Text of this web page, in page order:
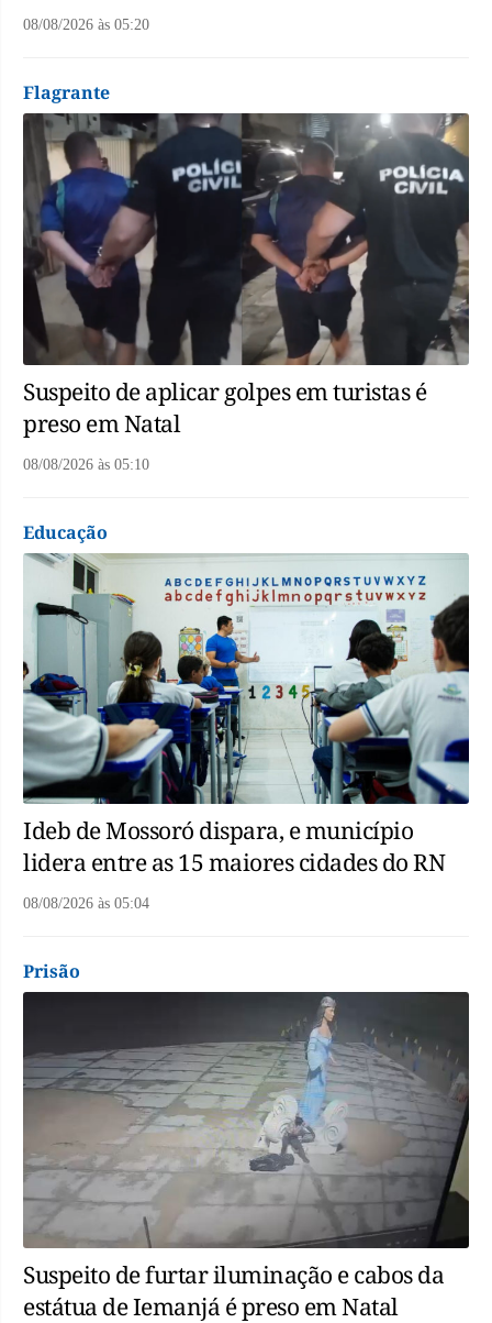
08/08/2026 às 05:20
Flagrante
Suspeito de aplicar golpes em turistas é
preso em Natal
08/08/2026 às 05:10
Educação
Ideb de Mossoró dispara, e município
lidera entre as 15 maiores cidades do RN
08/08/2026 às 05:04
Prisão
Suspeito de furtar iluminação e cabos da
estátua de Iemanjá é preso em Natal